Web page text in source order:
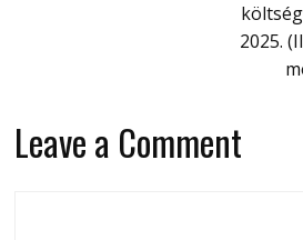
2025.
Leave a Comment